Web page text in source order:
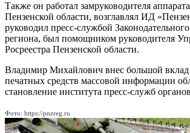
Также он работал замруководителя
Пензенской области, возглавлял ИД
руководил пресс-службой
региона, был помощником руководителя
Росреестра Пензенской области.
Владимир Михайлович внес большой вклад
печатных средств массовой информации
становление института пресс-служб
Фото: https://pnzreg.ru